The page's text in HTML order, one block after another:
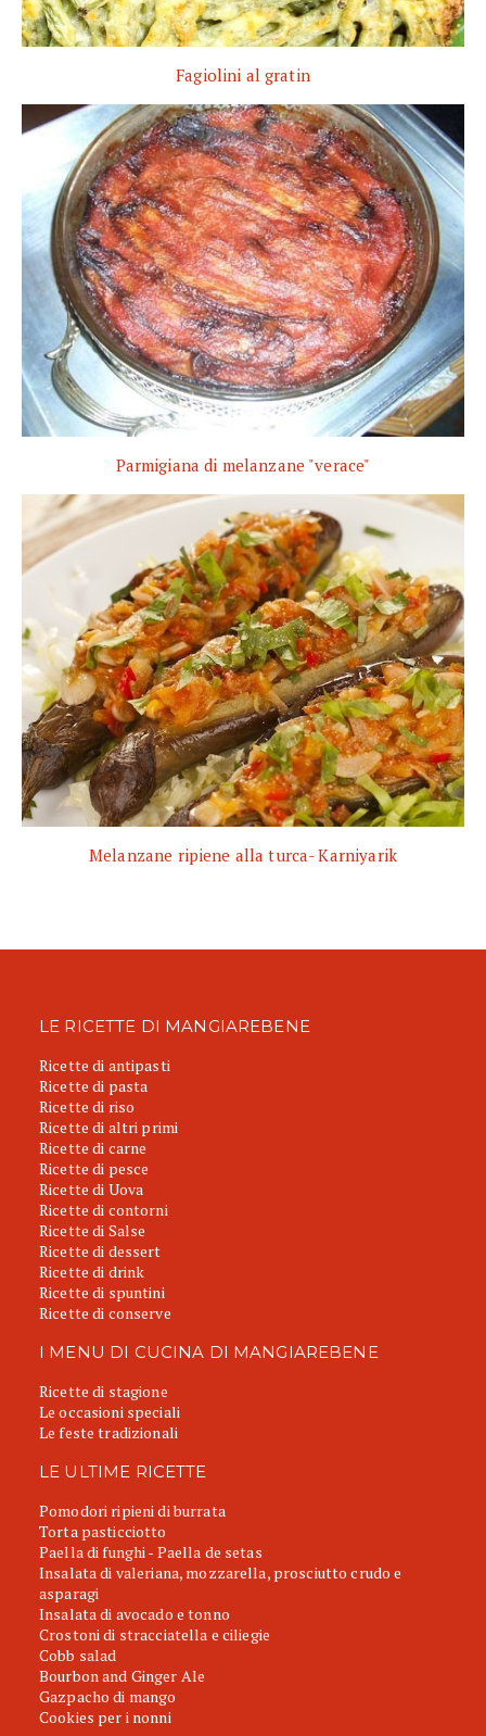
Fagiolini al gratin
Parmigiana di melanzane "verace"
Melanzane ripiene alla turca- Karniyarik
LE RICETTE DI MANGIAREBENE
Ricette di antipasti
Ricette di pasta
Ricette di riso
Ricette di altri primi
Ricette di carne
Ricette di pesce
Ricette di Uova
Ricette di contorni
Ricette di Salse
Ricette di dessert
Ricette di drink
Ricette di spuntini
Ricette di conserve
I MENU DI CUCINA DI MANGIAREBENE
Ricette di stagione
Le occasioni speciali
Le feste tradizionali
LE ULTIME RICETTE
Pomodori ripieni di burrata
Torta pasticciotto
Paella di funghi - Paella de setas
Insalata di valeriana, mozzarella, prosciutto crudo e
asparagi
Insalata di avocado e tonno
Crostoni di stracciatella e ciliegie
Cobb salad
Bourbon and Ginger Ale
Gazpacho di mango
Cookies per i nonni